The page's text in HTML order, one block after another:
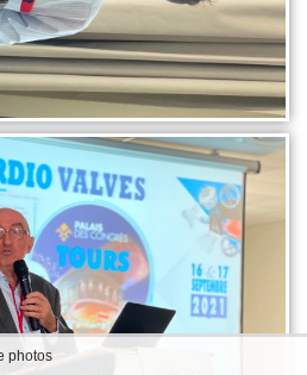
photos